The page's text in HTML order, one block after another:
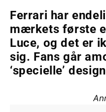
Ferrari har
mærkets første
Luce, og det er
sig. Fans går
‘specielle’